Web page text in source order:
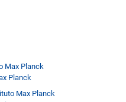
Max Planck
Planck
Max Planck